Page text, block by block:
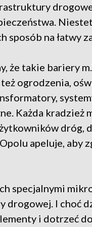
sposób na łatwy
że takie bariery
ogrodzenia,
Każda kradzież
dróg,
apeluje, aby
specjalnymi
I choć
i dotrzeć